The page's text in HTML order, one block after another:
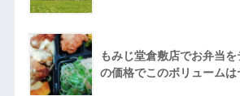
もみじ堂倉敷店でお弁当
の価格でこのボリュームは